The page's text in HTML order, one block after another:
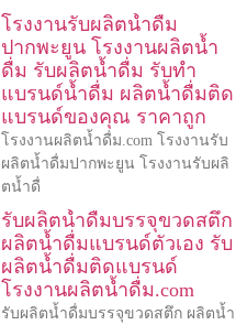
โรงงานรับผลิตน้ำดื่ม
ปากพะยูน โรงงานผลิตน้ำ
ดื่ม รับผลิตน้ำดื่ม รับทำ
แบรนด์น้ำดื่ม ผลิตน้ำดื่มติด
แบรนด์ของคุณ ราคาถูก
โรงงานผลิตน้ำดื่ม.com โรงงานรับ
ผลิตน้ำดื่มปากพะยูน โรงงานรับผลิ
ตน้ำดื่
รับผลิตน้ำดื่มบรรจุขวดสตึก
ผลิตน้ำดื่มแบรนด์ตัวเอง รับ
ผลิตน้ำดื่มติดแบรนด์
โรงงานผลิตน้ำดื่ม.com
รับผลิตน้ำดื่มบรรจุขวดสตึก ผลิตน้ำ